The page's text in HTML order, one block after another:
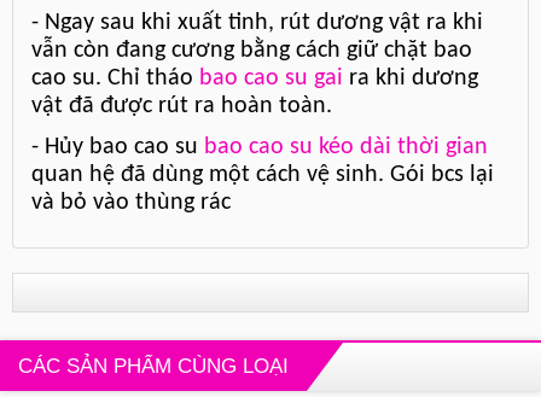
- Ngay sau khi xuất tinh, rút dương vật ra khi
vẫn còn đang cương bằng cách giữ chặt bao
cao su. Chỉ tháo bao cao su gai ra khi dương
vật đã được rút ra hoàn toàn.
- Hủy bao cao su bao cao su kéo dài thời gian
quan hệ đã dùng một cách vệ sinh. Gói bcs lại
và bỏ vào thùng rác
CÁC SẢN PHẨM CÙNG LOẠI